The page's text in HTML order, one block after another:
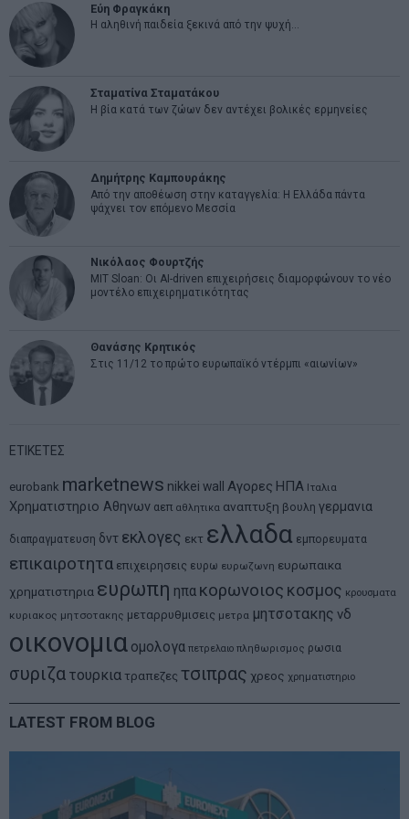
Εύη Φραγκάκη
Η αληθινή παιδεία ξεκινά από την ψυχή…
Σταματίνα Σταματάκου
Η βία κατά των ζώων δεν αντέχει βολικές ερμηνείες
Δημήτρης Καμπουράκης
Από την αποθέωση στην καταγγελία: Η Ελλάδα πάντα
ψάχνει τον επόμενο Μεσσία
Νικόλαος Φουρτζής
MIT Sloan: Οι AI-driven επιχειρήσεις διαμορφώνουν το νέο
μοντέλο επιχειρηματικότητας
Θανάσης Κρητικός
Στις 11/12 το πρώτο ευρωπαϊκό ντέρμπι «αιωνίων»
ΕΤΙΚΕΤΕΣ
eurobank marketnews nikkei wall Αγορες ΗΠΑ Ιταλια
Χρηματιστηριο Αθηνων αεπ αθλητικα αναπτυξη βουλη γερμανια
διαπραγματευση δντ εκλογες εκτ ελλαδα εμπορευματα
επικαιροτητα επιχειρησεις ευρω ευρωζωνη ευρωπαικα
χρηματιστηρια ευρωπη ηπα κορωνοιος κοσμος κρουσματα
κυριακος μητσοτακης μεταρρυθμισεις μετρα μητσοτακης νδ
οικονομια ομολογα πετρελαιο πληθωρισμος ρωσια
συριζα τουρκια τραπεζες τσιπρας χρεος χρηματιστηριο
LATEST FROM BLOG